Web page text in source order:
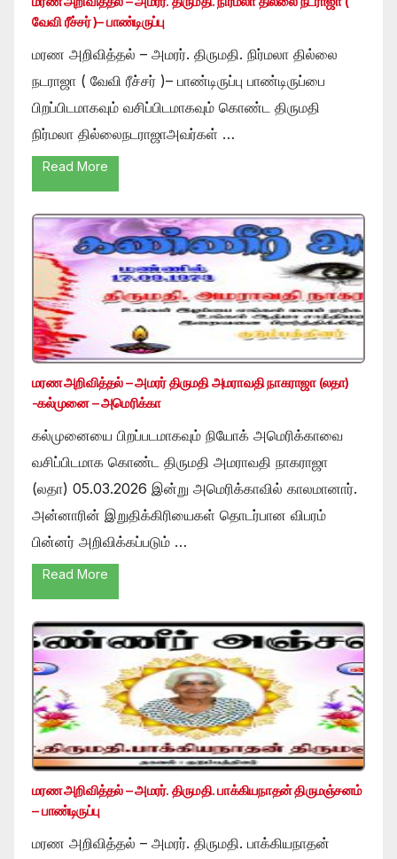
வேவி ரீச்சர் )– பாண்டிருப்பு
மரண அறிவித்தல் – அமரர். திருமதி. நிர்மலா தில்லை
நடராஜா ( வேவி ரீச்சர் )– பாண்டிருப்பு பாண்டிருப்பை
பிறப்பிடமாகவும் வசிப்பிடமாகவும் கொண்ட திருமதி
நிர்மலா தில்லைநடராஜாஅவர்கள் …
Read More
மரண அறிவித்தல் – அமரர் திருமதி அமராவதி நாகராஜா (லதா)
-கல்முனை – அமெரிக்கா
கல்முனையை பிறப்படமாகவும் நியோக் அமெரிக்காவை
வசிப்பிடமாக கொண்ட திருமதி அமராவதி நாகராஜா
(லதா) 05.03.2026 இன்று அமெரிக்காவில் காலமானார்.
அன்னாரின் இறுதிக்கிரியைகள் தொடர்பான விபரம்
பின்னர் அறிவிக்கப்படும் …
Read More
மரண அறிவித்தல் – அமரர். திருமதி. பாக்கியநாதன் திருமஞ்சனம்
– பாண்டிருப்பு
மரண அறிவித்தல் – அமரர். திருமதி. பாக்கியநாதன்